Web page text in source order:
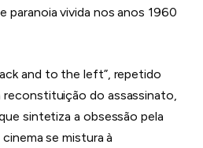
paranoia vivida nos anos 1960
and to the left”, repetido
do assassinato,
sintetiza a obsessão pela
se mistura à